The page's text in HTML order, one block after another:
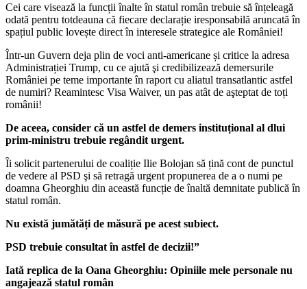
Cei care visează la funcții înalte în statul român trebuie să înțeleagă
odată pentru totdeauna că fiecare declarație iresponsabilă aruncată în
spațiul public lovește direct în interesele strategice ale României!
Într-un Guvern deja plin de voci anti-americane și critice la adresa
Administrației Trump, cu ce ajută şi credibilizează demersurile
României pe teme importante în raport cu aliatul transatlantic astfel
de numiri? Reamintesc Visa Waiver, un pas atât de aşteptat de toți
românii!
De aceea, consider că un astfel de demers instituțional al dlui
prim-ministru trebuie regândit urgent.
Îi solicit partenerului de coaliție Ilie Bolojan să țină cont de punctul
de vedere al PSD şi să retragă urgent propunerea de a o numi pe
doamna Gheorghiu din această funcție de înaltă demnitate publică în
statul român.
Nu există jumătăți de măsură pe acest subiect.
PSD trebuie consultat în astfel de decizii!”
Iată replica de la Oana Gheorghiu: Opiniile mele personale nu
angajează statul român